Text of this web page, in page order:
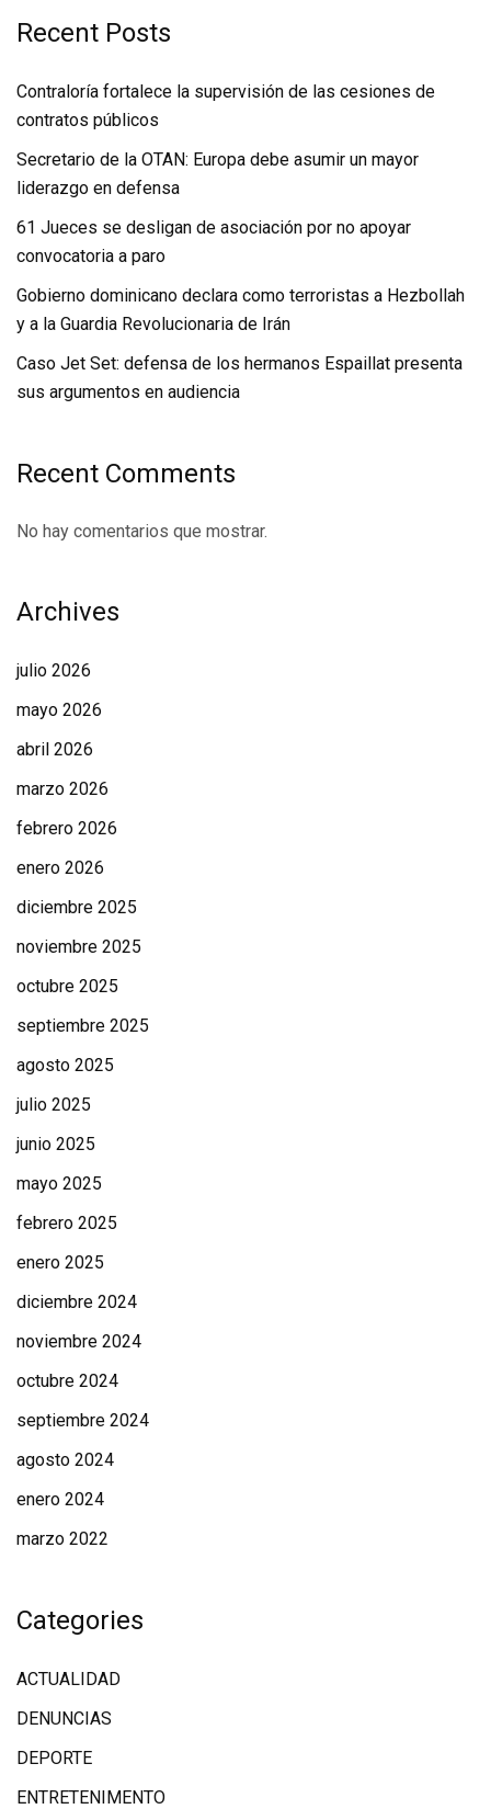
Recent Posts
Contraloría fortalece la supervisión de las cesiones de
contratos públicos
Secretario de la OTAN: Europa debe asumir un mayor
liderazgo en defensa
61 Jueces se desligan de asociación por no apoyar
convocatoria a paro
Gobierno dominicano declara como terroristas a Hezbollah
y a la Guardia Revolucionaria de Irán
Caso Jet Set: defensa de los hermanos Espaillat presenta
sus argumentos en audiencia
Recent Comments
No hay comentarios que mostrar.
Archives
julio 2026
mayo 2026
abril 2026
marzo 2026
febrero 2026
enero 2026
diciembre 2025
noviembre 2025
octubre 2025
septiembre 2025
agosto 2025
julio 2025
junio 2025
mayo 2025
febrero 2025
enero 2025
diciembre 2024
noviembre 2024
octubre 2024
septiembre 2024
agosto 2024
enero 2024
marzo 2022
Categories
ACTUALIDAD
DENUNCIAS
DEPORTE
ENTRETENIMENTO